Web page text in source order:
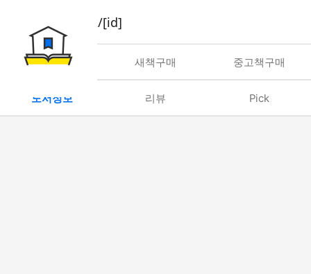
book/rent/[id]
대여 새책구매 중고책구매
도서정보 리뷰 Pick